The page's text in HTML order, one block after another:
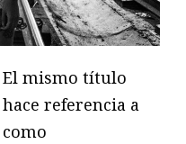
El mismo título
hace referencia a
como